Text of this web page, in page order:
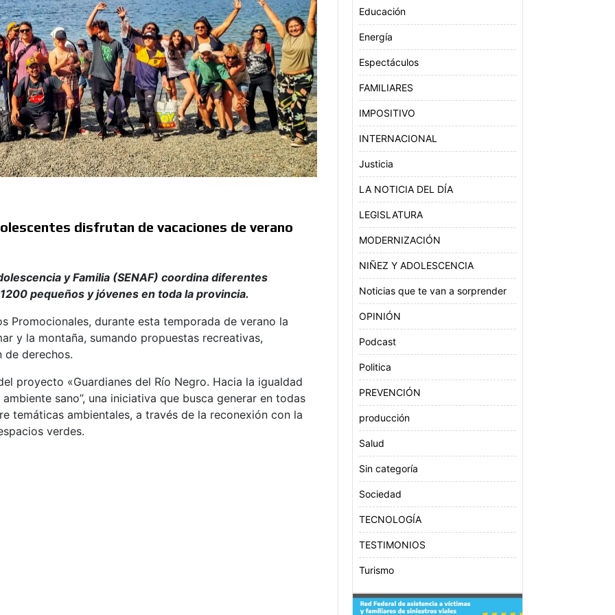
disfrutan de vacaciones de verano
y Familia (SENAF) coordina diferentes
pequeños y jóvenes en toda la provincia.
Promocionales, durante esta temporada de verano la
y la montaña, sumando propuestas recreativas,
derechos.
proyecto «Guardianes del Río Negro. Hacia la igualdad
sano”, una iniciativa que busca generar en todas
temáticas ambientales, a través de la reconexión con la
verdes.
Educación
Energía
Espectáculos
FAMILIARES
IMPOSITIVO
INTERNACIONAL
Justicia
LA NOTICIA DEL DÍA
LEGISLATURA
MODERNIZACIÓN
NIÑEZ Y ADOLESCENCIA
Noticias que te van a sorprender
OPINIÓN
Podcast
Politica
PREVENCIÓN
producción
Salud
Sin categoría
Sociedad
TECNOLOGÍA
TESTIMONIOS
Turismo